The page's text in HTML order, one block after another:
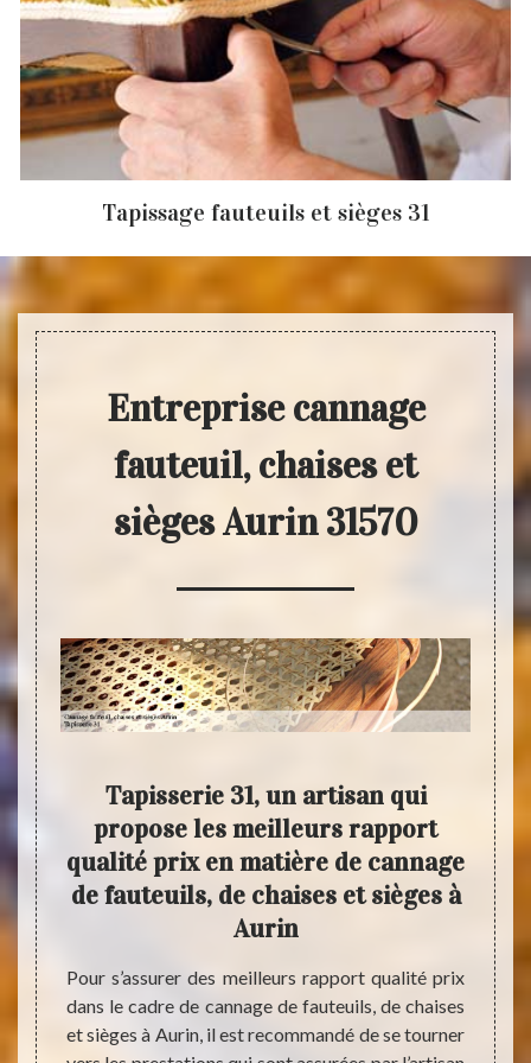
Tapissage fauteuils et sièges 31
Entreprise cannage
fauteuil, chaises et
sièges Aurin 31570
à
Tapisserie 31, un artisan qui
propose les meilleurs rapport
qualité prix en matière de cannage
de fauteuils, de chaises et sièges à
Aurin
Pour s’assurer des meilleurs rapport qualité prix
dans le cadre de cannage de fauteuils, de chaises
et sièges à Aurin, il est recommandé de se tourner
Il